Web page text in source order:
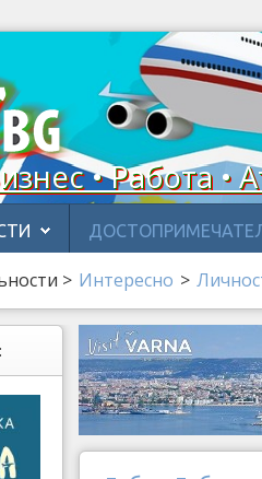
• Работа •
> Интересно >